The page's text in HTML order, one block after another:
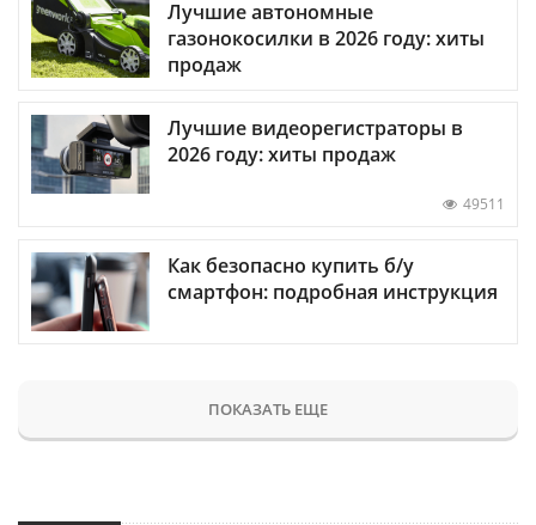
Лучшие автономные
газонокосилки в 2026 году: хиты
продаж
Лучшие видеорегистраторы в
2026 году: хиты продаж
49511
Как безопасно купить б/у
смартфон: подробная инструкция
ПОКАЗАТЬ ЕЩЕ